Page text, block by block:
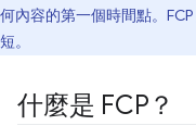
何內容的第一個時間點。
短。
什麼是 FCP？